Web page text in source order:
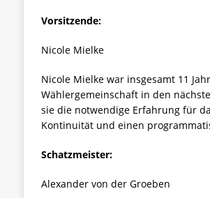
Vorsitzende:
Nicole Mielke
Nicole Mielke war insgesamt 11
Wählergemeinschaft in den
sie die notwendige Erfahrung für
Kontinuität und einen
Schatzmeister:
Alexander von der Groeben